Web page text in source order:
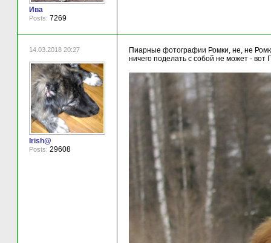
Ива
Posts: 7269
14.03.2018 20:27
Irish@
Posts: 29608
Пиарные фотографии Ромки, не, не
ничего поделать с собой не может - вот